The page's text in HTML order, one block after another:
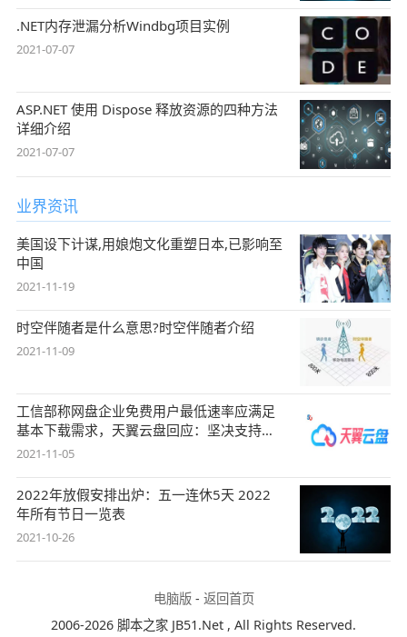
.NET内存泄漏分析Windbg项目实例
2021-07-07
ASP.NET 使用 Dispose 释放资源的四种方法
详细介绍
2021-07-07
业界资讯
美国设下计谋,用娘炮文化重塑日本,已影响至
中国
2021-11-19
时空伴随者是什么意思?时空伴随者介绍
2021-11-09
工信部称网盘企业免费用户最低速率应满足
基本下载需求，天翼云盘回应：坚决支持，
始终
2021-11-05
2022年放假安排出炉：五一连休5天 2022
年所有节日一览表
2021-10-26
电脑版- 返回首页
2006-2026 脚本之家 JB51.Net , All Rights Reserved.